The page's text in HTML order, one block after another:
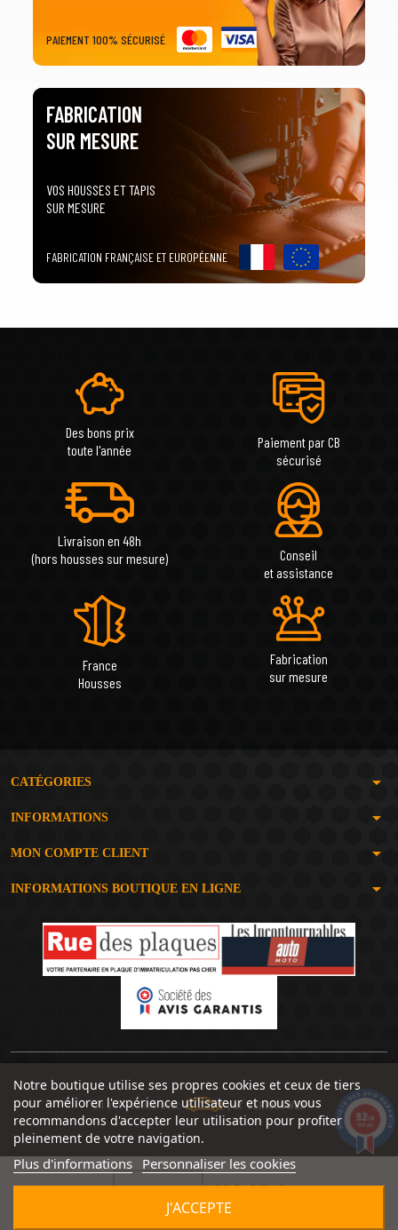
109,90 €
PAIEMENT 100% SÉCURISÉ
FABRICATION
SUR MESURE
VOS HOUSSES ET TAPIS
SUR MESURE
FABRICATION FRANÇAISE ET EUROPÉENNE
Des bons prix
toute l'année
Paiement par CB
sécurisé
Livraison en 48h
(hors housses sur mesure)
Conseil
et assistance
France
Housses
Fabrication
sur mesure
CATÉGORIES arrow_drop_down
INFORMATIONS arrow_drop_down
MON COMPTE CLIENT arrow_drop_down
INFORMATIONS BOUTIQUE EN LIGNE arrow_drop_down
Notre boutique utilise ses propres cookies et ceux de tiers
pour améliorer l'expérience utilisateur et nous vous
recommandons d'accepter leur utilisation pour profiter
pleinement de votre navigation.
Plus d'informations Personnaliser les cookies
J'ACCEPTE
Un site réalisé avec par SERIOUSWEB
9.2/10
1491 avis